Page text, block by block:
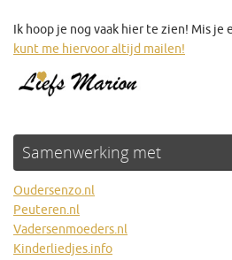
Ik hoop je nog vaak hier te zien! Mis je
kunt me hiervoor altijd mailen!
Samenwerking met
Oudersenzo.nl
Peuteren.nl
Vadersenmoeders.nl
Kinderliedjes.info